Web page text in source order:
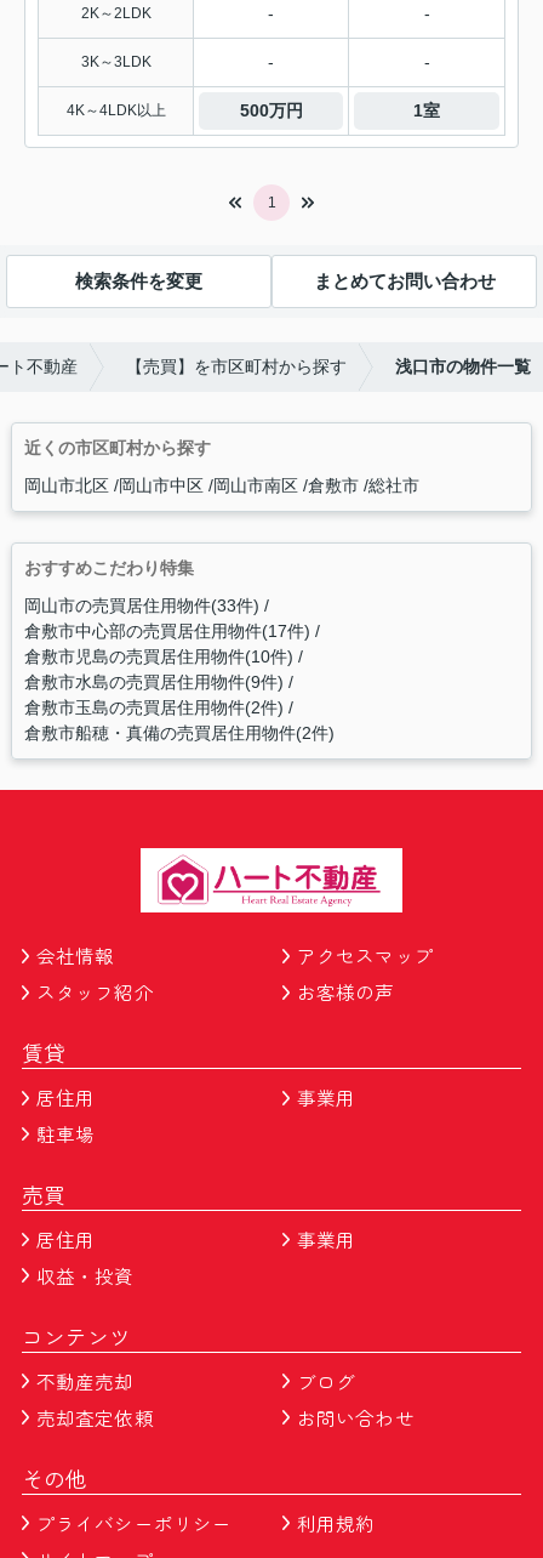
2K～2LDK - -
3K～3LDK - -
4K～4LDK以上 500万円 1室
1
検索条件を変更 まとめてお問い合わせ
ト不動産 【売買】を市区町村から探す 浅口市の物件一覧
近くの市区町村から探す
岡山市北区 岡山市中区 岡山市南区 倉敷市 総社市
おすすめこだわり特集
岡山市の売買居住用物件(33件)
倉敷市中心部の売買居住用物件(17件)
倉敷市児島の売買居住用物件(10件)
倉敷市水島の売買居住用物件(9件)
倉敷市玉島の売買居住用物件(2件)
倉敷市船穂・真備の売買居住用物件(2件)
会社情報
アクセスマップ
スタッフ紹介
お客様の声
賃貸
居住用
事業用
駐車場
売買
居住用
事業用
収益・投資
コンテンツ
不動産売却
ブログ
売却査定依頼
お問い合わせ
その他
プライバシーポリシー
利用規約